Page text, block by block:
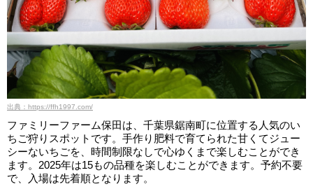
出典：https://ffh1997.com/
ファミリーファーム保田は、千葉県鋸南町に位置する人気のい
ちご狩りスポットです。手作り肥料で育てられた甘くてジュー
シーないちごを、時間制限なしで心ゆくまで楽しむことができ
ます。2025年は15もの品種を楽しむことができます。予約不要
で、入場は先着順となります。